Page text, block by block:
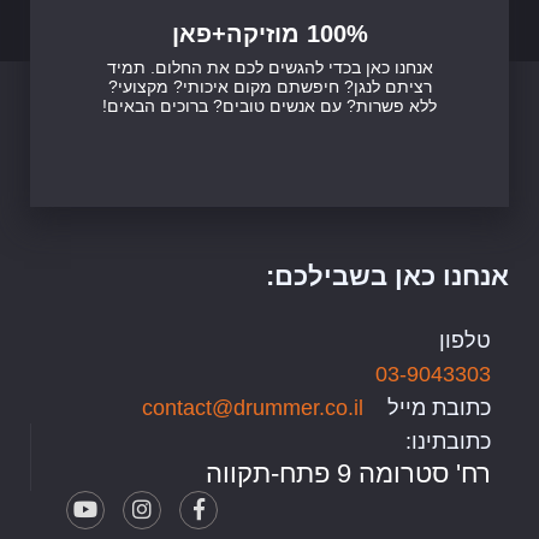
100% מוזיקה+פאן
אנחנו כאן בכדי להגשים לכם את החלום. תמיד
רציתם לנגן? חיפשתם מקום איכותי? מקצועי?
ללא פשרות? עם אנשים טובים? ברוכים הבאים!
אנחנו כאן בשבילכם:
טלפון
03-9043303
כתובת מייל
contact@drummer.co.il
כתובתינו:
רח' סטרומה 9 פתח-תקווה